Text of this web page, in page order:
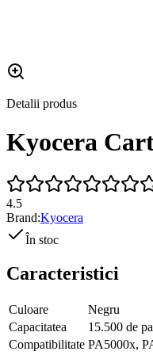
Detalii produs
Kyocera
4.5
Brand:Kyocera
În stoc
Caracteristici
Culoare
Negru
Capacitatea
15.500 de
Compatibilitate PA5000x,